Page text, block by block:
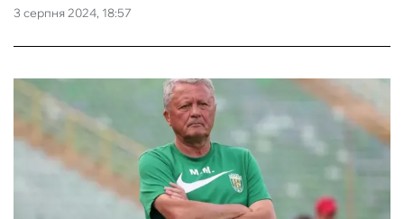
3 серпня 2024, 18:57